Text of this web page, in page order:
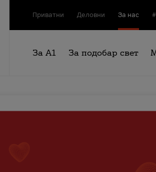
Приватни Деловни За нас
За А1 За подобар свет